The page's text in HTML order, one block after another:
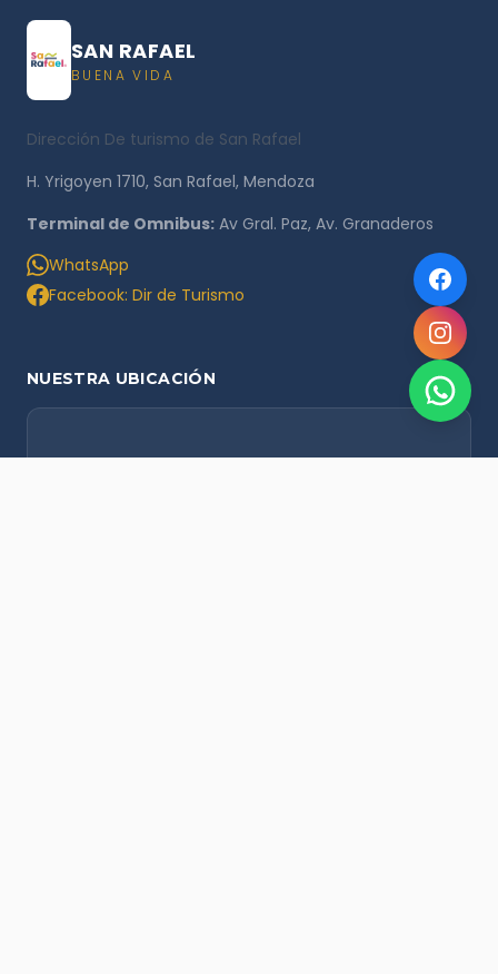
SAN RAFAEL
BUENA VIDA
Dirección De turismo de San Rafael
H. Yrigoyen 1710, San Rafael, Mendoza
Terminal de Omnibus: Av Gral. Paz, Av. Granaderos
WhatsApp
Facebook: Dir de Turismo
NUESTRA UBICACIÓN